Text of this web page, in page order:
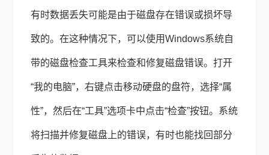
有时数据丢失可能是由于磁盘存在错误或损坏导
致的。在这种情况下，可以使用Windows系统自
带的磁盘检查工具来检查和修复磁盘错误。打开
“我的电脑”，右键点击移动硬盘的盘符，选择“属
性”，然后在“工具”选项卡中点击“检查”按钮。系统
将扫描并修复磁盘上的错误，有时也能找回部分